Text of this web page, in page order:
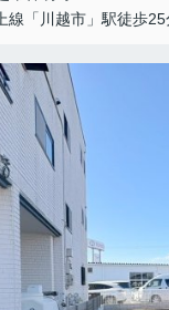
線「川越市」駅徒歩25